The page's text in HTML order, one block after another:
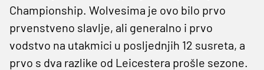
Championship. Wolvesima je ovo bilo prvo
prvenstveno slavlje, ali generalno i prvo
vodstvo na utakmici u posljednjih 12 susreta, a
prvo s dva razlike od Leicestera prošle sezone.